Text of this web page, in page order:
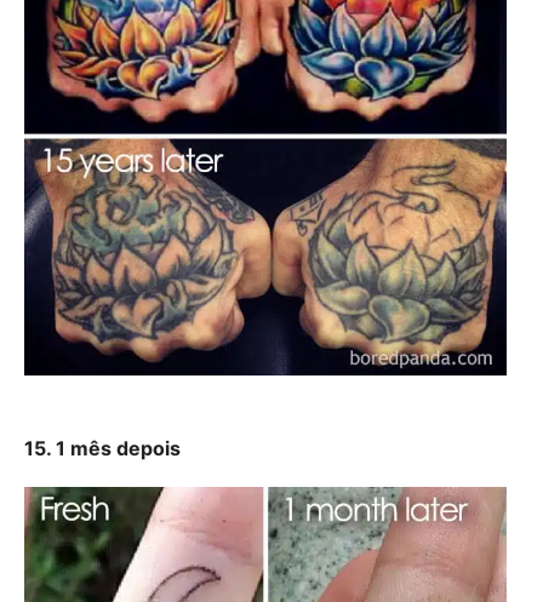
15. 1 mês depois